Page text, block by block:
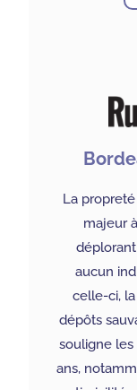
La
majeur
déplorant
aucun
celle-ci,
dépôts
souligne les
ans,